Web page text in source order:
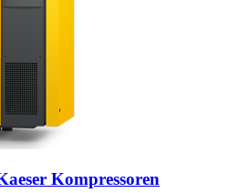
Kompressoren